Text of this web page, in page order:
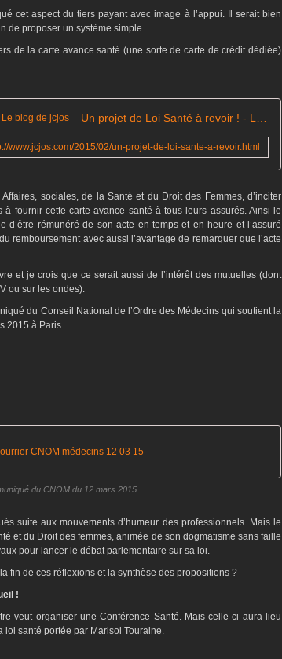
cet aspect du tiers payant avec image à l’appui. Il serait bien
de proposer un système simple.
de la carte avance santé (une sorte de carte de crédit dédiée)
www.jcjos.com/2015/02/un-projet-de-loi-sante-a-revoir.html
sociales, de la Santé et du Droit des Femmes, d’inciter
à fournir cette carte avance santé à tous leurs assurés. Ainsi le
d’être rémunéré de son acte en temps et en heure et l’assuré
remboursement avec aussi l’avantage de remarquer que l’acte
et je crois que ce serait aussi de l’intérêt des mutuelles (dont
ou sur les ondes).
du Conseil National de l’Ordre des Médecins qui soutient la
2015 à Paris.
CNOM médecins 12 03 15
du CNOM du 12 mars 2015
suite aux mouvements d’humeur des professionnels. Mais le
et du Droit des femmes, animée de son dogmatisme sans faille
pour lancer le débat parlementaire sur sa loi.
fin de ces réflexions et la synthèse des propositions ?
!
veut organiser une Conférence Santé. Mais celle-ci aura lieu
loi santé portée par Marisol Touraine.